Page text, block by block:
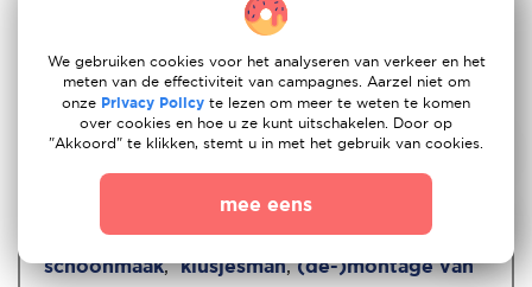
geven we je verstandig advies over hoe je je doelen in de
praktijk kan brengen. Als je op zoek bent naar een
verhuisbedrijfnaar Girona, ben je vrij om er te wonen en te
werken.
🛠Aanvullende diensten -
schoonmaak,klusjesman,(de-)montage van
We gebruiken cookies voor het analyseren van verkeer en het
meten van de effectiviteit van campagnes. Aarzel niet om
onze Privacy Policy te lezen om meer te weten te komen
over cookies en hoe u ze kunt uitschakelen. Door op
"Akkoord" te klikken, stemt u in met het gebruik van cookies.
mee eens